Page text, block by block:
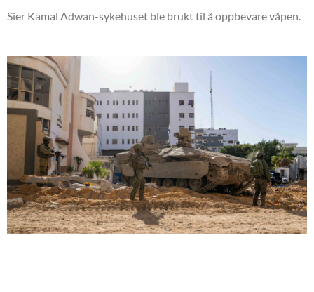
Sier Kamal Adwan-sykehuset ble brukt til å oppbevare våpen.